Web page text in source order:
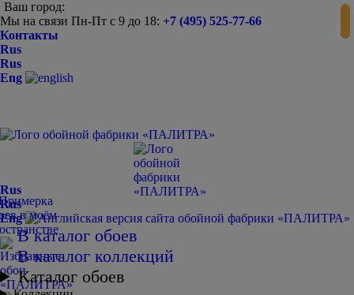
Ваш город:
Мы на связи Пн-Пт с 9 до 18: +7 (495) 525-77-66
Контакты
Rus
Rus
Eng
Rus
Rus
Eng
В каталог обоев
В каталог коллекций
Каталог обоев